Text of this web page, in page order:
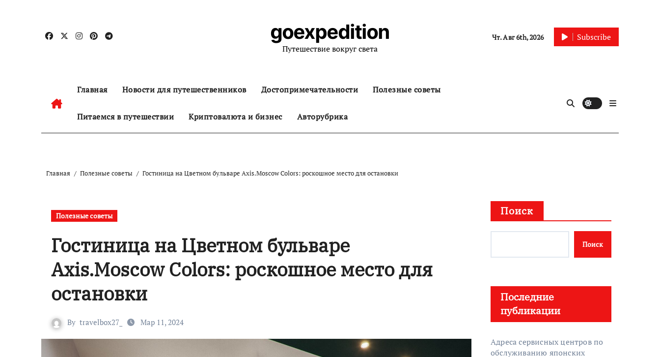
содержанию
goexpedition
Путешествие вокруг света
Чт. Авг 6th, 2026 Subscribe
Главная Новости для путешественников Достопримечательности Полезные советы
Питаемся в путешествии Криптовалюта и бизнес Авторубрика
Главная Полезные советы Гостиница на Цветном бульваре Axis.Moscow Colors: роскошное место для остановки
Полезные советы
Гостиница на Цветном бульваре
Axis.Moscow Colors: роскошное место для
остановки
By travelbox27_ Мар 11, 2024
Поиск
Поиск
Последние
публикации
Адреса сервисных центров по
обслуживанию японских